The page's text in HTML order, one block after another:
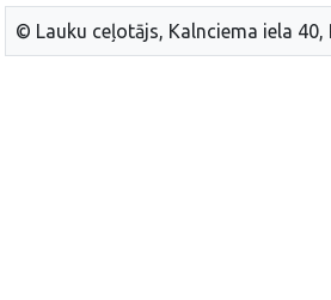
© Lauku ceļotājs, Kalnciema iela 40,